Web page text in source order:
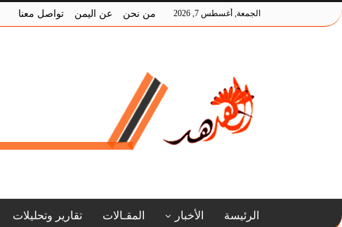
الجمعة, أغسطس 7, 2026 من نحن عن اليمن تواصل معنا
الرئيسة الأخبار المقـالات تقارير وتحليلات